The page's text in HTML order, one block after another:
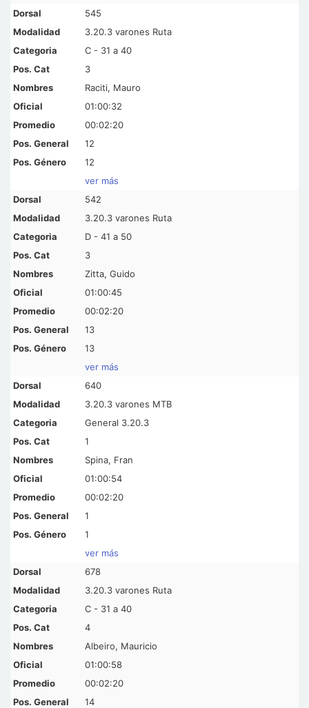
545
3.20.3 varones Ruta
C - 31 a 40
3
Raciti, Mauro
01:00:32
00:02:20
12
12
ver más
542
3.20.3 varones Ruta
D - 41 a 50
3
Zitta, Guido
01:00:45
00:02:20
13
13
ver más
640
3.20.3 varones MTB
General 3.20.3
1
Spina, Fran
01:00:54
00:02:20
1
1
ver más
678
3.20.3 varones Ruta
C - 31 a 40
4
Albeiro, Mauricio
01:00:58
00:02:20
14